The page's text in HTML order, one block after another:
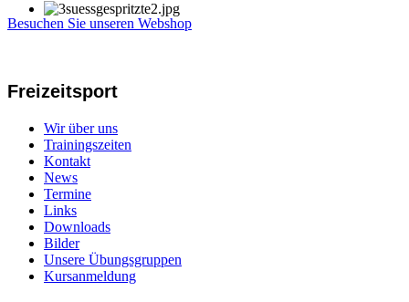
Besuchen Sie unseren Webshop
Freizeitsport
Wir über uns
Trainingszeiten
Kontakt
News
Termine
Links
Downloads
Bilder
Unsere Übungsgruppen
Kursanmeldung